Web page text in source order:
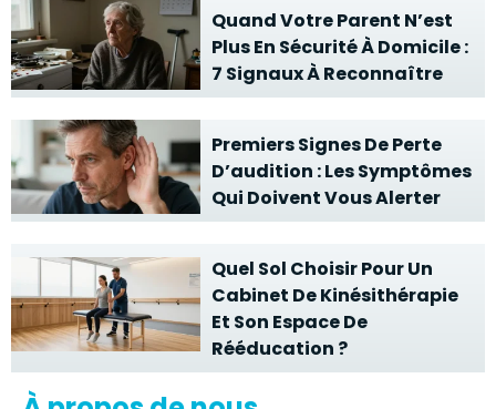
Quand Votre Parent N’est
Plus En Sécurité À Domicile :
7 Signaux À Reconnaître
Premiers Signes De Perte
D’audition : Les Symptômes
Qui Doivent Vous Alerter
Quel Sol Choisir Pour Un
Cabinet De Kinésithérapie
Et Son Espace De
Rééducation ?